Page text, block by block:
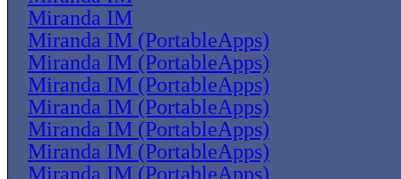
Miranda IM
Miranda IM (PortableApps)
Miranda IM (PortableApps)
Miranda IM (PortableApps)
Miranda IM (PortableApps)
Miranda IM (PortableApps)
Miranda IM (PortableApps)
Miranda IM (PortableApps)